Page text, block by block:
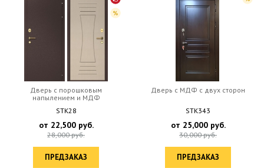
Дверь с порошковым
напылением и МДФ
STK28
от 22,500руб.
28,000руб.
ПРЕДЗАКАЗ
Дверь c МДФ с двух сторон
STK343
от 25,000руб.
30,000руб.
ПРЕДЗАКАЗ